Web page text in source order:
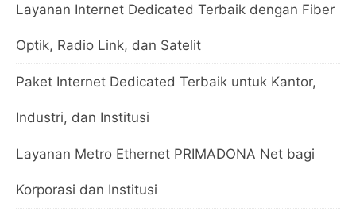
Layanan Internet Dedicated Terbaik dengan Fiber
Optik, Radio Link, dan Satelit
Paket Internet Dedicated Terbaik untuk Kantor,
Industri, dan Institusi
Layanan Metro Ethernet PRIMADONA Net bagi
Korporasi dan Institusi